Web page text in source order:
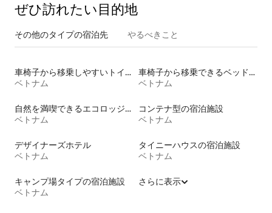
ぜひ訪⁠れ⁠た⁠い目⁠的⁠地
その他のタ⁠イ⁠プ⁠の宿⁠泊⁠先 やるべきこと
車椅子から移乗しやすいトイレ付きの宿泊施設
ベトナム
車椅子から移乗できるベッドがある宿泊施設
ベトナム
自然を満喫できるエコロッジの宿泊施設
ベトナム
コンテナ型の宿泊施設
ベトナム
デザイナーズホテル
ベトナム
タイニーハウスの宿泊施設
ベトナム
キャンプ場タイプの宿泊施設
ベトナム
さらに表示